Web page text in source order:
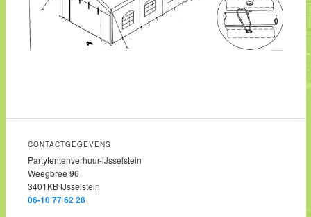
CONTACTGEGEVENS
Partytentenverhuur-IJsselstein
Weegbree 96
3401KB IJsselstein
06-10 77 62 28